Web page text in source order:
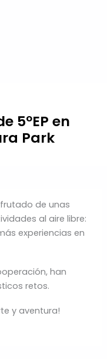
5ºEP en
Park
de unas
al aire libre:
experiencias en
han
retos.
y aventura!